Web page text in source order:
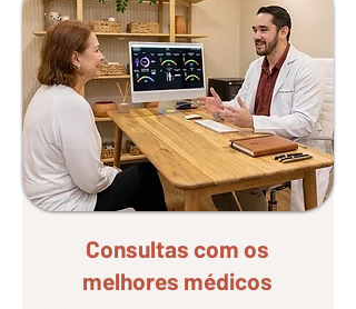
Consultas com os
melhores médicos